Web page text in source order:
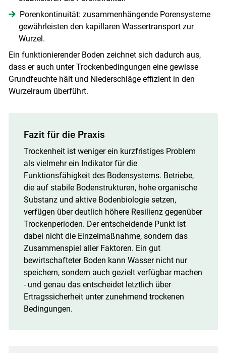
Porenkontinuität: zusammenhängende Porensysteme
gewährleisten den kapillaren Wassertransport zur
Wurzel.
Ein funktionierender Boden zeichnet sich dadurch aus,
dass er auch unter Trockenbedingungen eine gewisse
Grundfeuchte hält und Niederschläge effizient in den
Wurzelraum überführt.
Fazit für die Praxis
Trockenheit ist weniger ein kurzfristiges Problem
als vielmehr ein Indikator für die
Funktionsfähigkeit des Bodensystems. Betriebe,
die auf stabile Bodenstrukturen, hohe organische
Substanz und aktive Bodenbiologie setzen,
verfügen über deutlich höhere Resilienz gegenüber
Trockenperioden. Der entscheidende Punkt ist
dabei nicht die Einzelmaßnahme, sondern das
Zusammenspiel aller Faktoren. Ein gut
bewirtschafteter Boden kann Wasser nicht nur
speichern, sondern auch gezielt verfügbar machen
- und genau das entscheidet letztlich über
Ertragssicherheit unter zunehmend trockenen
Bedingungen.